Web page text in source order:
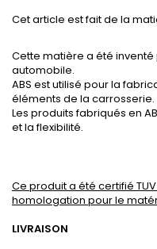
Cet article est fait de la
Cette matière a été
automobile.
ABS est utilisé pour la
éléments de la carrosserie.
Les produits fabriqués en
et la flexibilité.
Ce produit a été certifié TUV
homologation pour le
LIVRAISON